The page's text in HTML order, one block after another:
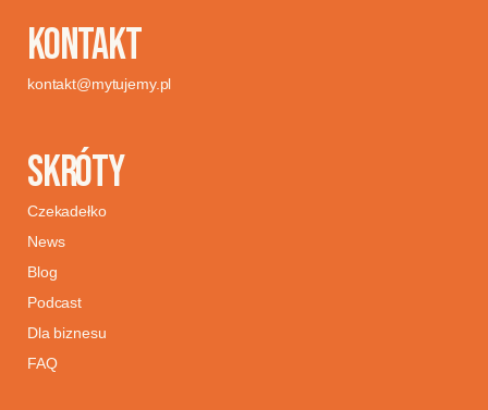
KONTAKT
kontakt@mytujemy.pl
SKRÓTY
Czekadełko
News
Blog
Podcast
Dla biznesu
FAQ